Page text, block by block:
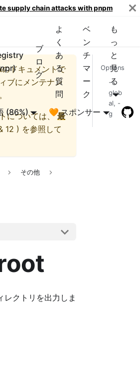
supply chain attacks with pnpm
ブ
ロ
グ
よ
く
あ
る
質
問
ベ
ン
チ
マ
ー
ク
も
っ
と
見
る
(86%) 🧡 スポンサー
のドキュメントで
ブにメンテナン
については、最
12 ) を参照して
その他
レクトリを出力しま
Options
--
glob
al, -
g